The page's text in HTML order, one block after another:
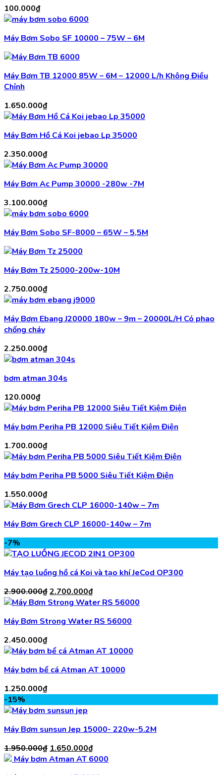
100.000₫
Máy Bơm Sobo SF 10000 – 75W – 6M
Máy Bơm TB 12000 85W – 6M – 12000 L/h Không Điều
Chỉnh
1.650.000₫
Máy Bơm Hồ Cá Koi jebao Lp 35000
2.350.000₫
Máy Bơm Ac Pump 30000 -280w -7M
3.100.000₫
Máy Bơm Sobo SF-8000 – 65W – 5,5M
Máy Bơm Tz 25000-200w-10M
2.750.000₫
Máy Bơm Ebang J20000 180w – 9m – 20000L/H Có phao
chống cháy
2.250.000₫
bơm atman 304s
120.000₫
Máy bơm Periha PB 12000 Siêu Tiết Kiệm Điện
1.700.000₫
Máy bơm Periha PB 5000 Siêu Tiết Kiệm Điện
1.550.000₫
Máy Bơm Grech CLP 16000-140w – 7m
-7%
Máy tạo luồng hồ cá Koi và tạo khí JeCod OP300
2.900.000₫Giá
gốc
2.900.000₫.
2.700.000₫Giá
hiện
là:
Máy Bơm Strong Water RS 56000
2.450.000₫
Máy bơm bể cá Atman AT 10000
1.250.000₫
-15%
Máy Bơm sunsun Jep 15000- 220w-5.2M
1.950.000₫ Giá
gốc
1.650.000₫Giá
hiện